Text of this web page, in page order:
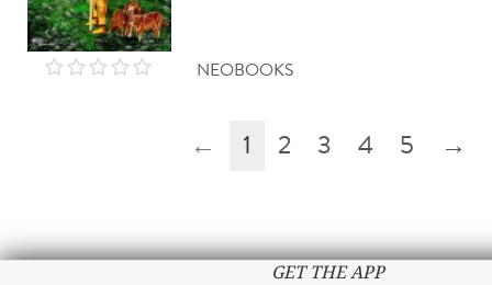
NEOBOOKS
← 1 2 3 4 5 →
GET THE APP